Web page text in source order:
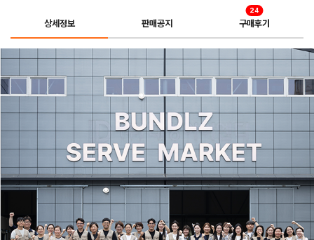
상세정보 판매공지 구매후기
24